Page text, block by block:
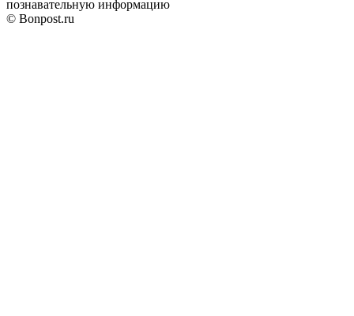
познавательную информацию
© Bonpost.ru